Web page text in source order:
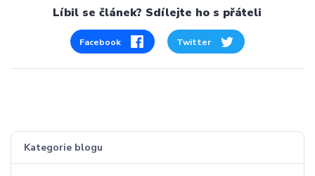
Kategorie blogu
Líbil se článek? Sdílejte ho s přáteli
Facebook Twitter